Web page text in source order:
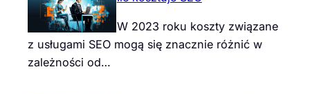
W 2023 roku koszty związane
z usługami SEO mogą się znacznie różnić w
zależności od…